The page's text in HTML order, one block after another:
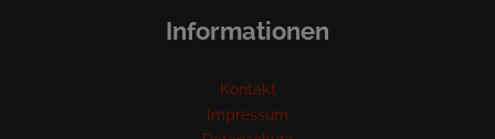
Informationen
Kontakt
Impressum